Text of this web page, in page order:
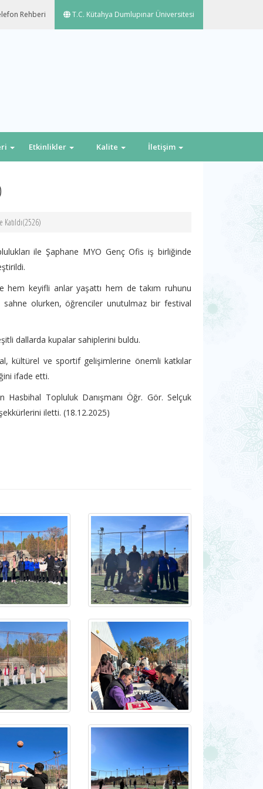
Rehberi T.C. Kütahya Dumlupınar Üniversitesi
Etkinlikler Kalite İletişim
ile Şaphane MYO Genç Ofis iş birliğinde
hem keyifli anlar yaşattı hem de takım ruhunu
olurken, öğrenciler unutulmaz bir festival
dallarda kupalar sahiplerini buldu.
kültürel ve sportif gelişimlerine önemli katkılar
ifade etti.
Topluluk Danışmanı Öğr. Gör. Selçuk
iletti. (18.12.2025)